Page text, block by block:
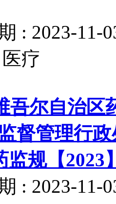
: 2023-
疗
吾尔自治区
督管理行
监规【2023
: 2023-